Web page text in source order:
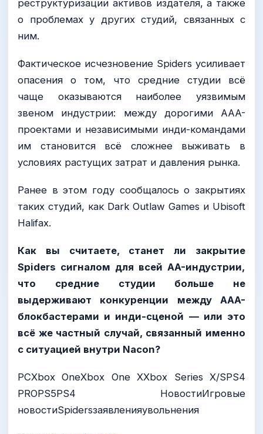
реструктуризации активов издателя, а также
о проблемах у других студий, связанных с
ним.
Фактическое исчезновение Spiders усиливает
опасения о том, что средние студии всё
чаще оказываются наиболее уязвимым
звеном индустрии: между дорогими AAA-
проектами и независимыми инди-командами
им становится всё сложнее выживать в
условиях растущих затрат и давления рынка.
Ранее в этом году сообщалось о закрытиях
таких студий, как Dark Outlaw Games и Ubisoft
Halifax.
Как вы считаете, станет ли закрытие
Spiders сигналом для всей AA-индустрии,
что средние студии больше не
выдерживают конкуренции между AAA-
блокбастерами и инди-сценой — или это
всё же частный случай, связанный именно
с ситуацией внутри Nacon?
PCXbox OneXbox One XXbox Series X/SPS4
PROPS5PS4 НовостиИгровые
новостиSpidersзаявленияувольнения